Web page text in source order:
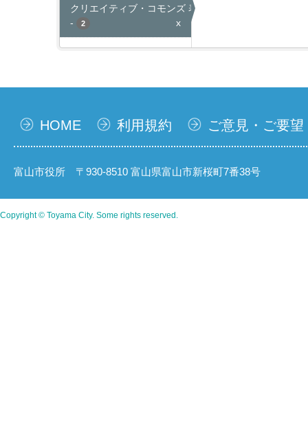
クリエイティブ・コモンズ 表示
-
2 x
HOME 利用規約 ご意見・ご要望
富山市役所 〒930-8510 富山県富山市新桜町7番38号
Copyright © Toyama City. Some rights reserved.